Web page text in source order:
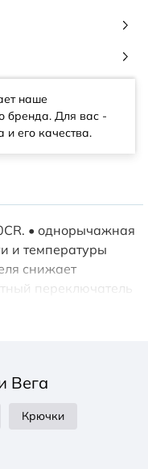
наше
бренда. Для вас -
и его качества.
• однорычажная
и температуры
снижает
переключатель
не входят.
Вега
Крючки